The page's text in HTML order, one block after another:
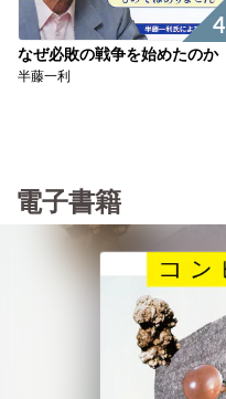
4
なぜ必敗の戦争を始めたのか
半藤一利
電子書籍